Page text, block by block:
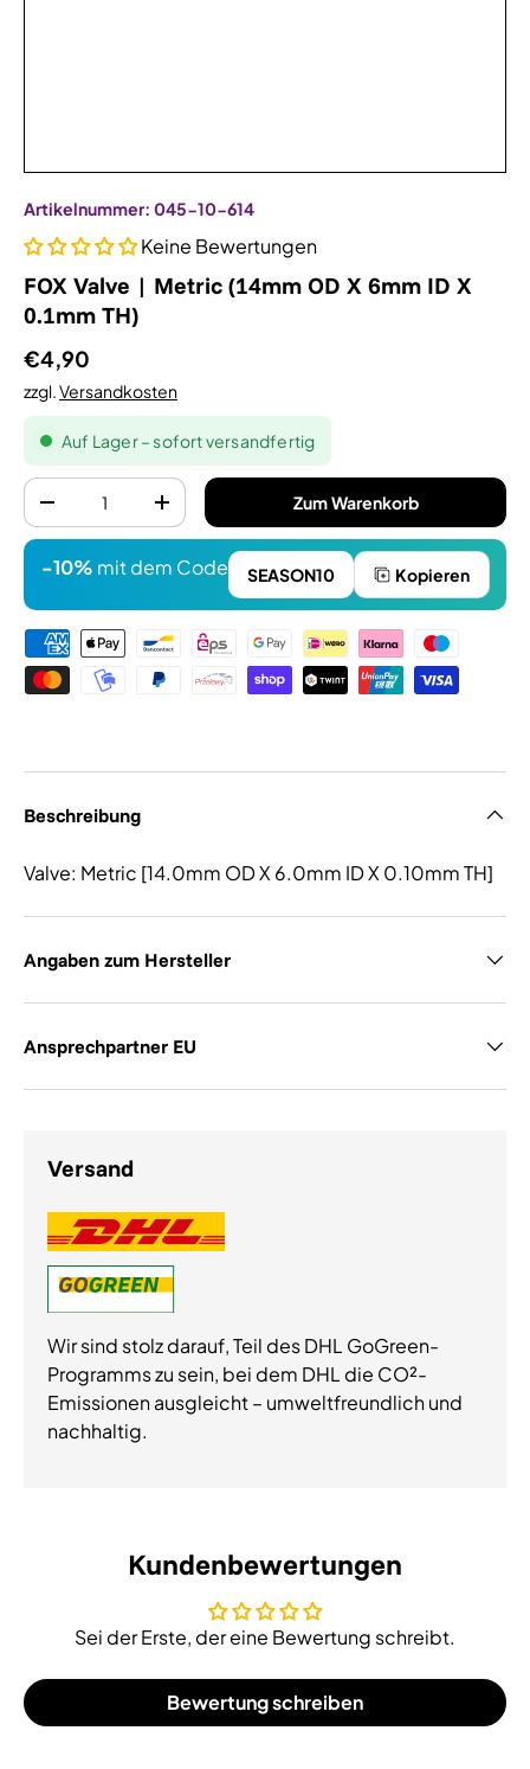
Artikelnummer: 045-10-614
Keine Bewertungen
FOX Valve | Metric (14mm OD X 6mm ID X
0.1mm TH)
€4,90
zzgl.Versandkosten
Auf Lager – sofort versandfertig
Anzahl
-
+ Zum Warenkorb
-10% mit dem Code SEASON10 Kopieren
Zahlungsmethoden
Beschreibung
Valve: Metric [14.0mm OD X 6.0mm ID X 0.10mm TH]
Angaben zum Hersteller
Ansprechpartner EU
Versand
Wir sind stolz darauf, Teil des DHL GoGreen-
Programms zu sein, bei dem DHL die CO²-
Emissionen ausgleicht – umweltfreundlich und
nachhaltig.
Kundenbewertungen
Sei der Erste, der eine Bewertung schreibt.
Bewertung schreiben